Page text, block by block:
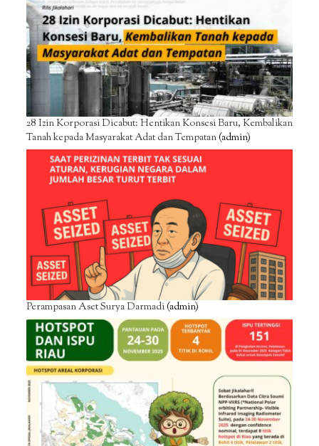
28 Izin Korporasi Dicabut: Hentikan Konsesi Baru, Kembalikan
Tanah kepada Masyarakat Adat dan Tempatan(admin)
Perampasan Aset Surya Darmadi(admin)